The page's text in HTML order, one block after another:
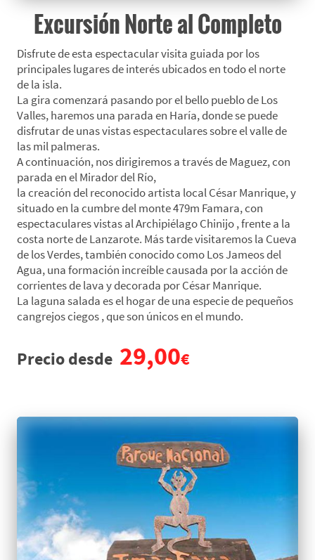
Excursión Norte al Completo
Disfrute de esta espectacular visita guiada por los
principales lugares de interés ubicados en todo el norte
de la isla.
La gira comenzará pasando por el bello pueblo de Los
Valles, haremos una parada en Haría, donde se puede
disfrutar de unas vistas espectaculares sobre el valle de
las mil palmeras.
A continuación, nos dirigiremos a través de Maguez, con
parada en el Mirador del Río,
la creación del reconocido artista local César Manrique, y
situado en la cumbre del monte 479m Famara, con
espectaculares vistas al Archipiélago Chinijo , frente a la
costa norte de Lanzarote. Más tarde visitaremos la Cueva
de los Verdes, también conocido como Los Jameos del
Agua, una formación increíble causada por la acción de
corrientes de lava y decorada por César Manrique.
La laguna salada es el hogar de una especie de pequeños
cangrejos ciegos , que son únicos en el mundo.
Precio desde 29,00€